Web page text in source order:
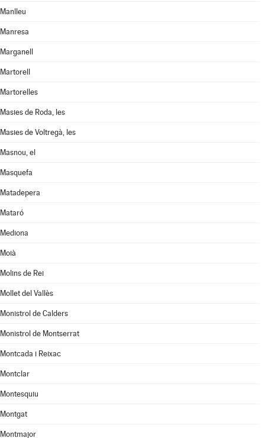
Manlleu
Manresa
Marganell
Martorell
Martorelles
Masies de Roda, les
Masies de Voltregà, les
Masnou, el
Masquefa
Matadepera
Mataró
Mediona
Moià
Molins de Rei
Mollet del Vallès
Monistrol de Calders
Monistrol de Montserrat
Montcada i Reixac
Montclar
Montesquiu
Montgat
Montmajor